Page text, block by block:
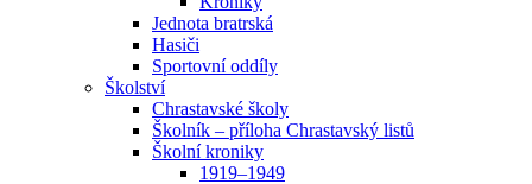
Jednota bratrská
Hasiči
Sportovní oddíly
Školství
Chrastavské školy
Školník – příloha Chrastavský listů
Školní kroniky
1919–1949